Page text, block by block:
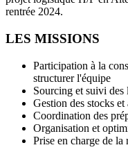
rentrée 2024.
LES MISSIONS
Participation à la
structurer l'équipe
Sourcing et suivi des
Gestion des stocks et
Coordination des
Organisation et
Prise en charge de la